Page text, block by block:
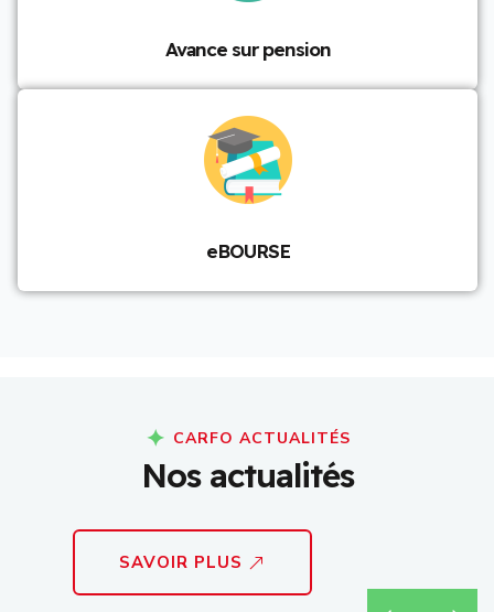
Avance sur pension
eBOURSE
CARFO ACTUALITÉS
Nos actualités
SAVOIR PLUS